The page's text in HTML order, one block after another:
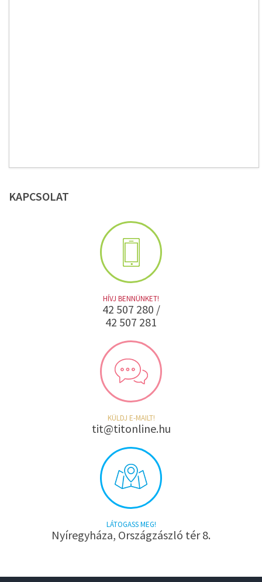
KAPCSOLAT
HÍVJ BENNÜNKET!
42 507 280 /
42 507 281
KÜLDJ E-MAILT!
tit@titonline.hu
LÁTOGASS MEG!
Nyíregyháza, Országzászló tér 8.